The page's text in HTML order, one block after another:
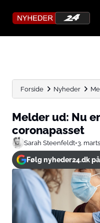
Forside Nyheder
Melder ud: Nu
coronapasset
Sarah Steenfeldt•3.
Følg nyheder24.dk